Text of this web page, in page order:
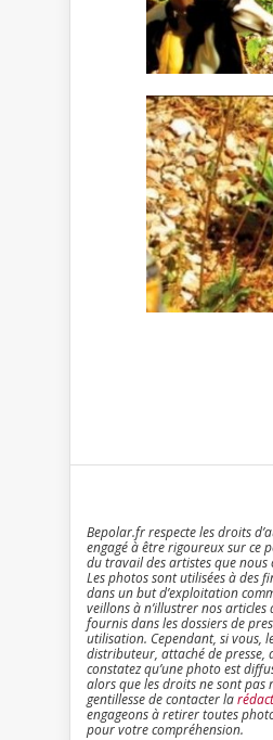
Bepolar.fr respecte les droits
engagé à être rigoureux sur ce
du travail des artistes que nous
Les photos sont utilisées à des
dans un but d’exploitation
veillons à n’illustrer nos articles
fournis dans les dossiers de
utilisation. Cependant, si vous,
distributeur, attaché de presse,
constatez qu’une photo est
alors que les droits ne sont pas
gentillesse de contacter la
engageons à retirer toutes
pour votre compréhension.